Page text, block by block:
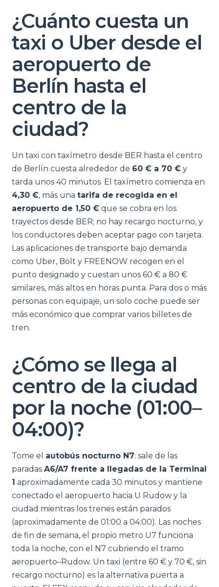
¿Cuánto cuesta un
taxi o Uber desde el
aeropuerto de
Berlín hasta el
centro de la
ciudad?
Un taxi con taxímetro desde BER hasta el centro
de Berlín cuesta alrededor de 60 € a 70 € y
tarda unos 40 minutos. El taxímetro comienza en
4,30 €, más una tarifa de recogida en el
aeropuerto de 1,50 € que se cobra en los
trayectos desde BER; no hay recargo nocturno, y
los conductores deben aceptar pago con tarjeta.
Las aplicaciones de transporte bajo demanda
como Uber, Bolt y FREENOW recogen en el
punto designado y cuestan unos 60 € a 80 €
similares, más altos en horas punta. Para dos o más
personas con equipaje, un solo coche puede ser
más económico que comprar varios billetes de
tren.
¿Cómo se llega al
centro de la ciudad
por la noche (01:00–
04:00)?
Tome el autobús nocturno N7: sale de las
paradas A6/A7 frente a llegadas de la Terminal
1 aproximadamente cada 30 minutos y mantiene
conectado el aeropuerto hacia U Rudow y la
ciudad mientras los trenes están parados
(aproximadamente de 01:00 a 04:00). Las noches
de fin de semana, el propio metro U7 funciona
toda la noche, con el N7 cubriendo el tramo
aeropuerto–Rudow. Un taxi (entre 60 € y 70 €, sin
recargo nocturno) es la alternativa puerta a